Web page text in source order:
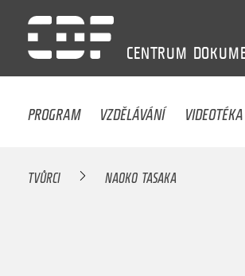
CENTRUM
PROGRAM VZDĚLÁVÁNÍ VIDEOTÉKA
TVŮRCI NAOKO TASAKA